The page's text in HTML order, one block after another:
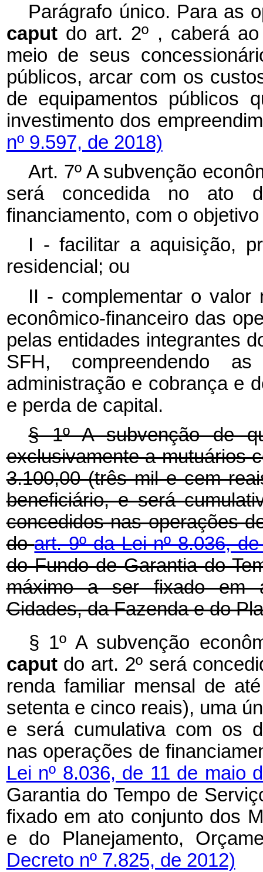
Parágrafo único. Para as
caput do art. 2º , caberá
meio de seus
públicos, arcar com os
de equipamentos públicos
investimento dos
nº 9.597, de 2018)
Art. 7º A subvenção
será concedida no ato
financiamento, com o
I - facilitar a aquisição,
residencial; ou
II - complementar o valor
econômico-financeiro das
pelas entidades integrantes
SFH, compreendendo
administração e cobrança e
e perda de capital.
§ 1º A subvenção de
exclusivamente a mutuários
3.100,00 (três mil e cem
beneficiário, e será
concedidos nas operações
doart. 9º da Lei nº 8.036,
do Fundo de Garantia do
máximo a ser fixado em
Cidades, da Fazenda e do
§ 1º A subvenção
caput do art. 2º será
renda familiar mensal de
setenta e cinco reais), uma
e será cumulativa com os
nas operações de
Lei nº 8.036, de 11 de maio
Garantia do Tempo de
fixado em ato conjunto dos
e do Planejamento,
Decreto nº 7.825, de 2012)